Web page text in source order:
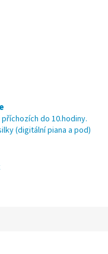
do 10.hodiny.
(digitální piana a pod)